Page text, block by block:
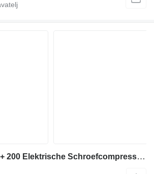
Alup Sonetto 7.5 + 200 Elektrische Schroefcompressor 5.5 kw 780 L / m